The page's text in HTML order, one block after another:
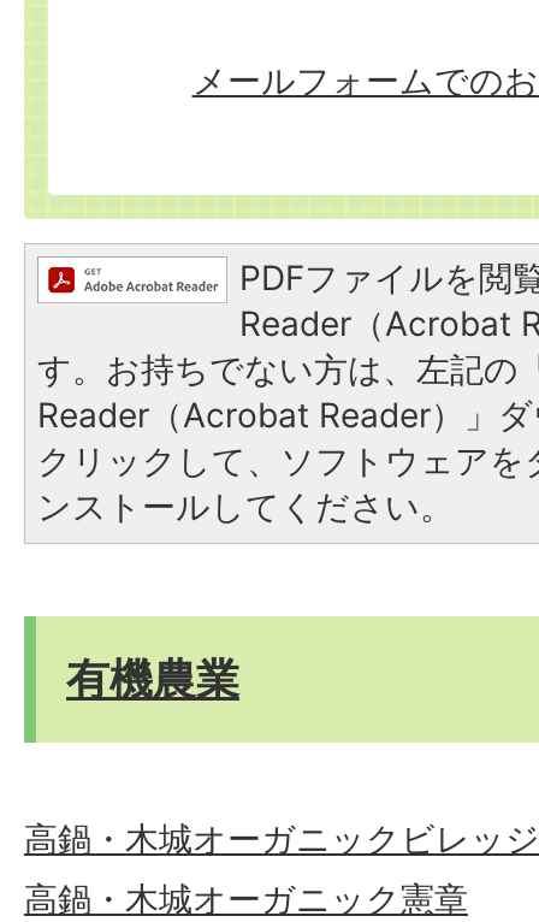
メールフォームでの
PDFファイルを閲
Reader（Acrobat
す。お持ちでない方は、左記の
Reader（Acrobat Reader）」
クリックして、ソフトウェア
ンストールしてください。
有機農業
高鍋・木城オーガニックビレッ
高鍋・木城オーガニック憲章